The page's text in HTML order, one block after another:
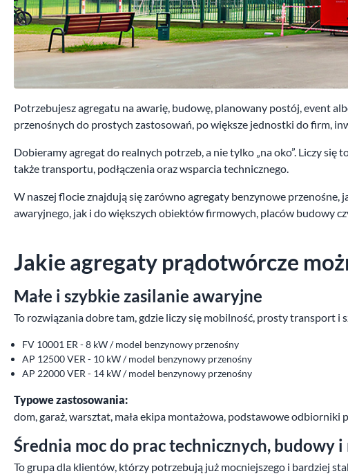
Potrzebujesz agregatu na awarię, budowę, planowany postój, event
przenośnych do prostych zastosowań, po większe jednostki do firm,
Dobieramy agregat do realnych potrzeb, a nie tylko „na oko”. Liczy się
także transportu, podłączenia oraz wsparcia technicznego.
W naszej flocie znajdują się zarówno agregaty benzynowe
awaryjnego, jak i do większych obiektów firmowych, placów budowy
Jakie agregaty prądotwórcze
Małe i szybkie zasilanie awaryjne
To rozwiązania dobre tam, gdzie liczy się mobilność, prosty transport i
FV 10001 ER - 8 kW / model benzynowy przenośny
AP 12500 VER - 10 kW / model benzynowy przenośny
AP 22000 VER - 14 kW / model benzynowy przenośny
Typowe zastosowania:
dom, garaż, warsztat, mała ekipa montażowa, podstawowe odbiorniki
Średnia moc do prac technicznych, budowy
To grupa dla klientów, którzy potrzebują już mocniejszego i bardziej